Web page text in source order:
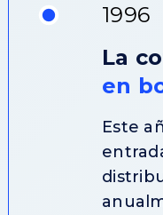
1996
La
en
Este